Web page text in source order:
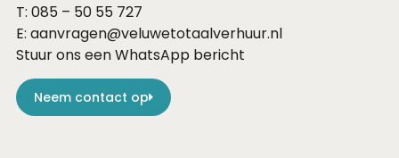
T: 085 – 50 55 727
E: aanvragen@veluwetotaalverhuur.nl
Stuur ons een WhatsApp bericht
Neem contact op